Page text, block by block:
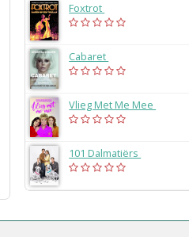
Foxtrot
Cabaret
Vlieg Met Me Mee
101 Dalmatiërs